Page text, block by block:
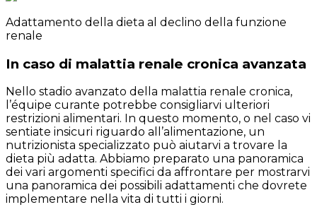
Adattamento della dieta al declino della funzione
renale
In caso di malattia renale cronica avanzata
Nello stadio avanzato della malattia renale cronica,
l’équipe curante potrebbe consigliarvi ulteriori
restrizioni alimentari. In questo momento, o nel caso vi
sentiate insicuri riguardo all’alimentazione, un
nutrizionista specializzato può aiutarvi a trovare la
dieta più adatta. Abbiamo preparato una panoramica
dei vari argomenti specifici da affrontare per mostrarvi
una panoramica dei possibili adattamenti che dovrete
implementare nella vita di tutti i giorni.